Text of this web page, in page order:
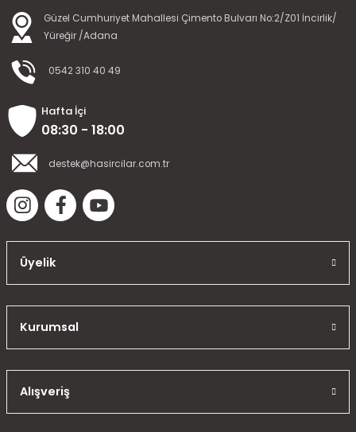
Güzel Cumhuriyet Mahallesi Çimento Bulvarı No:2/Z01 İncirlik/
Yüreğir /Adana
0542 310 40 49
Hafta İçi
08:30 - 18:00
destek@hasircilar.com.tr
Üyelik
Kurumsal
Alışveriş